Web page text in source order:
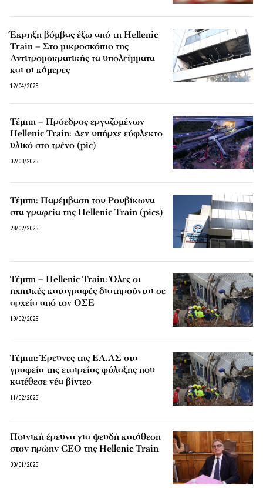
Έκρηξη βόμβας έξω από τη Hellenic
Train – Στο μικροσκόπιο της
Αντιτρομοκρατικής τα υπολείμματα
και οι κάμερες
12/04/2025
Τέμπη – Πρόεδρος εργαζομένων
Hellenic Train: Δεν υπήρχε εύφλεκτο
υλικό στο τρένο (pic)
02/03/2025
Τέμπη: Παρέμβαση του Ρουβίκωνα
στα γραφεία της Hellenic Train (pics)
28/02/2025
Τέμπη – Hellenic Train: Όλες οι
ηχητικές καταγραφές διατηρούνται σε
αρχεία από τον ΟΣΕ
19/02/2025
Τέμπη: Έρευνες της ΕΛ.ΑΣ στα
γραφεία της εταιρείας φύλαξης που
κατέθεσε νέα βίντεο
11/02/2025
Ποινική έρευνα για ψευδή κατάθεση
στον πρώην CEO της Hellenic Train
30/01/2025